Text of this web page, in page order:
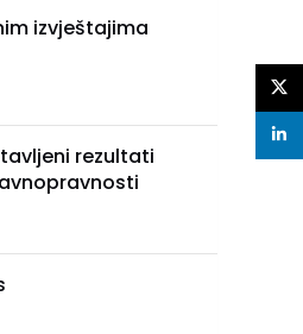
izvještajima
rezultati